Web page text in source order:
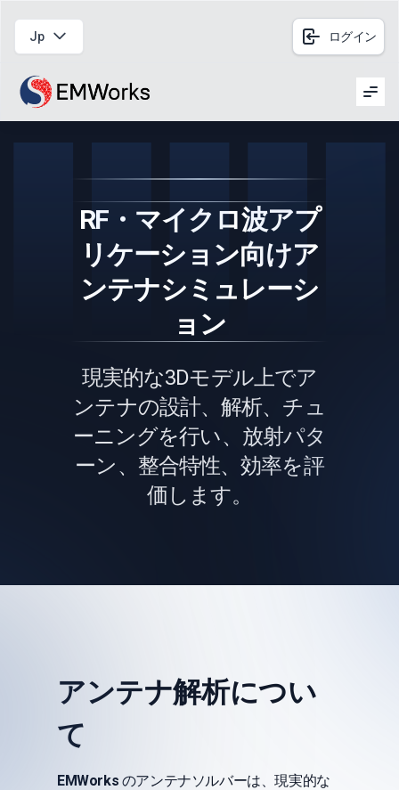
Jp ログイン
RF・マイクロ波アプ
リケーション向けア
ンテナシミュレーシ
ョン
現実的な3Dモデル上でア
ンテナの設計、解析、チュ
ーニングを行い、放射パタ
ーン、整合特性、効率を評
価します。
アンテナ解析につい
て
EMWorks のアンテナソルバーは、現実的な